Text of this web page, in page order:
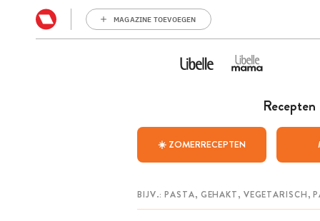
MAGAZINE TOEVOEGEN
Recepten
☀️ ZOMERRECEPTEN